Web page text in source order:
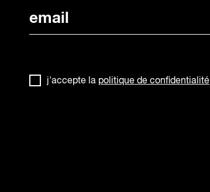
j'accepte la politique de confidentialité